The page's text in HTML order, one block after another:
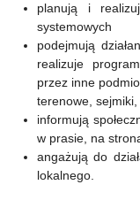
planują i
systemowych
podejmują
realizuje
przez inne
terenowe, sejmiki,
informują
w prasie, na
angażują do
lokalnego.